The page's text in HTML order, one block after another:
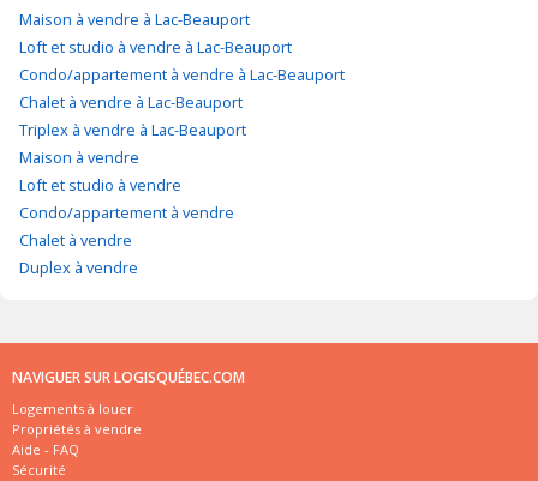
Maison à vendre à Lac-Beauport
Loft et studio à vendre à Lac-Beauport
Condo/appartement à vendre à Lac-Beauport
Chalet à vendre à Lac-Beauport
Triplex à vendre à Lac-Beauport
Maison à vendre
Loft et studio à vendre
Condo/appartement à vendre
Chalet à vendre
Duplex à vendre
NAVIGUER SUR LOGISQUÉBEC.COM
Logements à louer
Propriétés à vendre
Aide - FAQ
Sécurité